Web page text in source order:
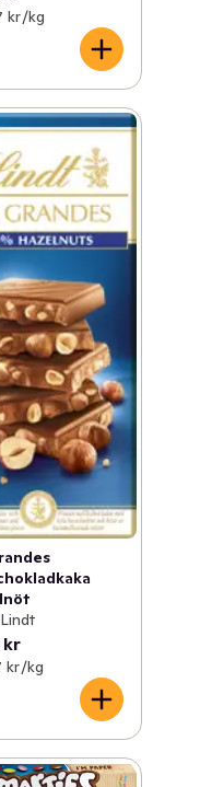
kr /kg
kr
kr /kg